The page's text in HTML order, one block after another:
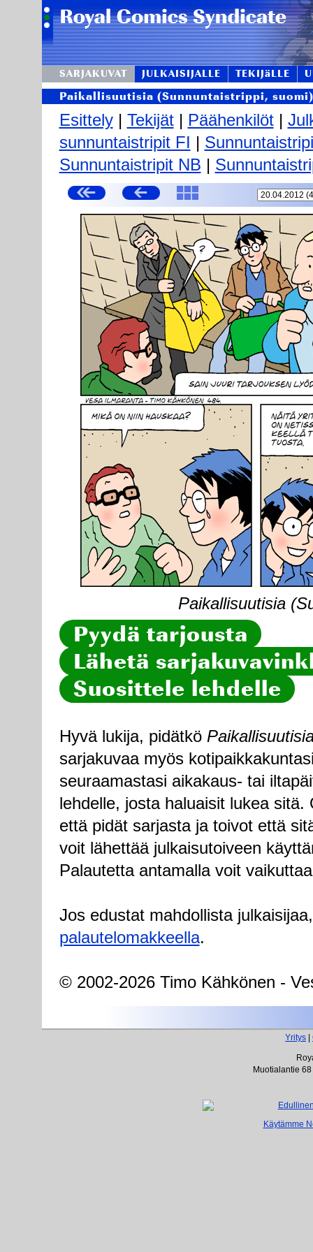
SARJAKUVAT JULKAISIJALLE TEKIJäLLE
Paikallisuutisia (Sunnuntaistrippi, suomi)
Esittely| Tekijät| Päähenkilöt|
sunnuntaistripit FI |
Sunnuntaistripit NB |
Paikallisuutisia
Pyydä tarjousta
Lähetä
Suosittele lehdelle
Hyvä lukija, pidätkö
sarjakuvaa myös
seuraamastasi aikakaus- tai
lehdelle, josta haluaisit lukea
että pidät sarjasta ja toivot että
voit lähettää julkaisutoiveen
Palautetta antamalla voit
Jos edustat mahdollista
palautelomakkeella.
© 2002-2026 Timo Kähkönen -
Yritys
Muotialantie
Käytämme